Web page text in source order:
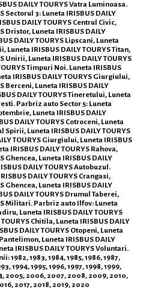
DAILY TOURYS Vatra Luminoasa.
Sectorul 3: Luneta IRISBUS DAILY
DAILY TOURYS Centrul Civic,
Dristor, Luneta IRISBUS DAILY
DAILY TOURYS Lipscani, Luneta
Luneta IRISBUS DAILY TOURYS Titan,
Unirii, Luneta IRISBUS DAILY TOURYS
Timpuri Noi. Luneta IRISBUS
IRISBUS DAILY TOURYS Giurgiului,
Berceni, Luneta IRISBUS DAILY
DAILY TOURYS Tineretului, Luneta
Parbriz auto Sector 5: Luneta
Luneta IRISBUS DAILY
DAILY TOURYS Cotroceni, Luneta
Spirii, Luneta IRISBUS DAILY TOURYS
TOURYS Giurgiului, Luneta IRISBUS
IRISBUS DAILY TOURYS Rahova,
Ghencea, Luneta IRISBUS DAILY
DAILY TOURYS Autobuzul.
DAILY TOURYS Crangasi,
Ghencea, Luneta IRISBUS DAILY
DAILY TOURYS Drumul Taberei,
Militari. Parbriz auto Ilfov: Luneta
Luneta IRISBUS DAILY TOURYS
Chitila, Luneta IRISBUS DAILY
DAILY TOURYS Otopeni, Luneta
Luneta IRISBUS DAILY
IRISBUS DAILY TOURYS Voluntari.
1983, 1984, 1985, 1986, 1987,
1994, 1995, 1996, 1997, 1998, 1999,
2005, 2006, 2007, 2008, 2009, 2010,
2017, 2018, 2019, 2020